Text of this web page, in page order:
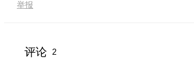
举报
评论 2